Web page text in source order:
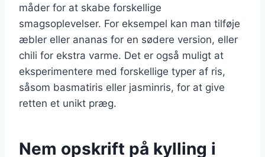
måder for at skabe forskellige
smagsoplevelser. For eksempel kan man tilføje
æbler eller ananas for en sødere version, eller
chili for ekstra varme. Det er også muligt at
eksperimentere med forskellige typer af ris,
såsom basmatiris eller jasminris, for at give
retten et unikt præg.
Nem opskrift på kylling i